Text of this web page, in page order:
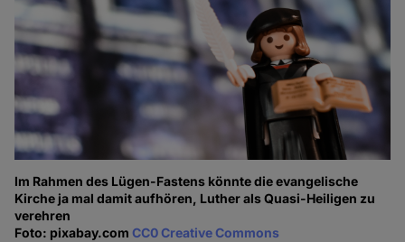
Im Rahmen des Lügen-Fastens könnte die evangelische
Kirche ja mal damit aufhören, Luther als Quasi-Heiligen zu
verehren
Foto: pixabay.comCC0 Creative Commons